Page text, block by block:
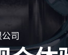
司